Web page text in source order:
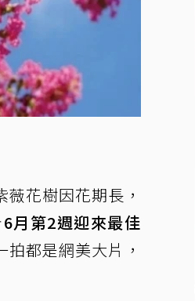
花樹因花期長，
6月第2週迎來最佳
都是網美大片，